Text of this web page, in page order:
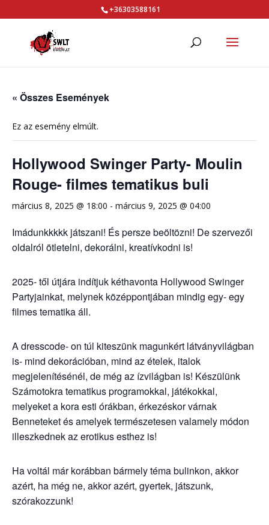
+36303588161
« Összes Események
Ez az esemény elmúlt.
Hollywood Swinger Party- Moulin
Rouge- filmes tematikus buli
március 8, 2025 @ 18:00 - március 9, 2025 @ 04:00
Imádunkkkkk játszani! És persze beöltözni! De szervezői
oldalról ötletelni, dekorálni, kreatívkodni is!
2025- től útjára indítjuk kéthavonta Hollywood Swinger
Partyjainkat, melynek középpontjában mindig egy- egy
filmes tematika áll.
A dresscode- on túl kiteszünk magunkért látványvilágban
is- mind dekorációban, mind az ételek, italok
megjelenítésénél, de még az ízvilágban is! Készülünk
Számotokra tematikus programokkal, játékokkal,
melyeket a kora esti órákban, érkezéskor várnak
Benneteket és amelyek természetesen valamely módon
illeszkednek az erotikus esthez is!
Ha voltál már korábban bármely téma bulinkon, akkor
azért, ha még ne, akkor azért, gyertek, játszunk,
szórakozzunk!